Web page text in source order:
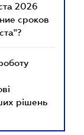
2026
сроков
рішень